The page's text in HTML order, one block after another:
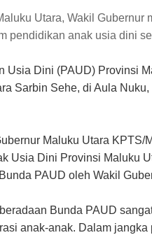
Utara, Wakil Gubernur
pendidikan anak usia dini
Usia Dini (PAUD) Provinsi
Sarbin Sehe, di Aula
Maluku Utara KPTS/
Usia Dini Provinsi Maluku
PAUD oleh Wakil
Bunda PAUD
anak-anak. Dalam